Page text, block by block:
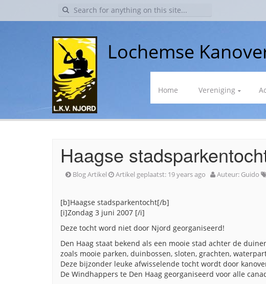
Search
Lochemse
Skip
Home Vereniging
Haagse
Blog Artikel Artikel geplaatst: 19 years ago Auteur: Guido
[b]Haagse stadsparkentocht[/b]
[i]Zondag 3 juni 2007 [/i]
Deze tocht word niet door Njord georganiseerd!
Den Haag staat bekend als een mooie stad achter de
zoals mooie parken, duinbossen, sloten, grachten,
Deze bijzonder leuke afwisselende tocht wordt door
De Windhappers te Den Haag georganiseerd voor alle